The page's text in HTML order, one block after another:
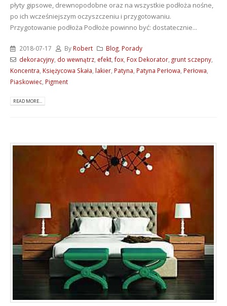
płyty gipsowe, drewnopodobne oraz na wszystkie podłoża nośne,
po ich wcześniejszym oczyszczeniu i przygotowaniu.
Przygotowanie podłoża Podłoże powinno być: dostatecznie...
2018-07-17 By Robert Blog Porady
dekoracyjny, do wewnątrz, efekt, fox, Fox Dekorator, grunt sczepny,
Koncentra Księżycowa Skała lakier Patyna Patyna Perłowa Perłowa
Piaskowiec Pigment
READ MORE...